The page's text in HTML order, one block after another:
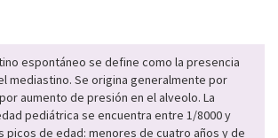
espontáneo se define como la presencia
mediastino. Se origina generalmente por
aumento de presión en el alveolo. La
pediátrica se encuentra entre 1/8000 y
picos de edad: menores de cuatro años y de